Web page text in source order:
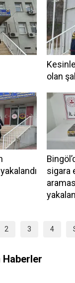
olan
sigara
2 3 4
Haberler